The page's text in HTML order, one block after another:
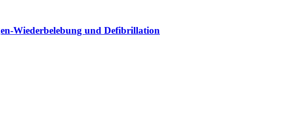
Wiederbelebung und Defibrillation